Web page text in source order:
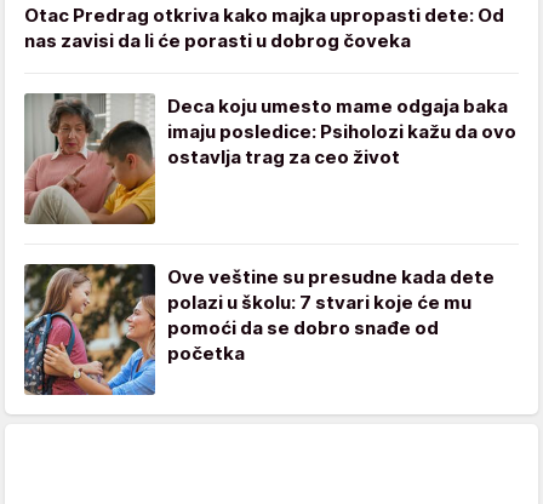
Otac Predrag otkriva kako majka upropasti dete: Od
nas zavisi da li će porasti u dobrog čoveka
Deca koju umesto mame odgaja baka
imaju posledice: Psiholozi kažu da ovo
ostavlja trag za ceo život
Ove veštine su presudne kada dete
polazi u školu: 7 stvari koje će mu
pomoći da se dobro snađe od
početka